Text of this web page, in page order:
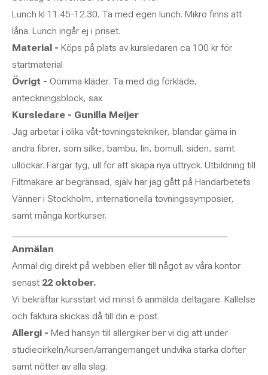
Lunch kl 11.45-12.30. Ta med egen lunch. Mikro finns att
låna. Lunch ingår ej i priset.
Material - Köps på plats av kursledaren ca 100 kr för
startmaterial
Övrigt - Oömma kläder. Ta med dig förkläde,
anteckningsblock, sax
Kursledare - Gunilla Meijer
Jag arbetar i olika våt-tovningstekniker, blandar gärna in
andra fibrer, som silke, bambu, lin, bomull, siden, samt
ullockar. Färgar tyg, ull för att skapa nya uttryck. Utbildning till
Filtmakare är begränsad, själv har jag gått på Handarbetets
Vänner i Stockholm, internationella tovningssymposier,
samt många kortkurser.
Anmälan
Anmäl dig direkt på webben eller till något av våra kontor
senast 22 oktober.
Vi bekräftar kursstart vid minst 6 anmälda deltagare. Kallelse
och faktura skickas då till din e-post.
Allergi - Med hänsyn till allergiker ber vi dig att under
studiecirkeln/kursen/arrangemanget undvika starka dofter
samt nötter av alla slag.